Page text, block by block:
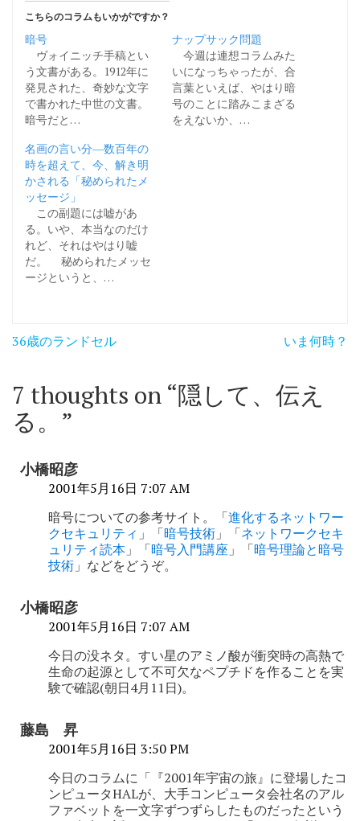
こちらのコラムもいかがですか？
暗号
ヴォイニッチ手稿とい
う文書がある。1912年に
発見された、奇妙な文字
で書かれた中世の文書。
暗号だと…
ナップサック問題
今週は連想コラムみた
いになっちゃったが、合
言葉といえば、やはり暗
号のことに踏みこまざる
をえないか、…
名画の言い分―数百年の
時を超えて、今、解き明
かされる「秘められたメ
ッセージ」
この副題には嘘があ
る。いや、本当なのだけ
れど、それはやはり嘘
だ。 秘められたメッセ
ージというと、…
投
ナ
ビ
ゲ
ー
36歳のランドセル いま何時？
7 thoughts on “隠して、伝え
る。 ”
小橋昭彦
2001年5月16日 7:07 AM
暗号についての参考サイト。「進化するネットワー
クセキュリティ 」「暗号技術 」「ネットワークセキ
ュリティ読本 」「暗号入門講座 」「暗号理論と暗号
技術 」などをどうぞ。
小橋昭彦
2001年5月16日 7:07 AM
今日の没ネタ。すい星のアミノ酸が衝突時の高熱で
生命の起源として不可欠なペプチドを作ることを実
験で確認(朝日4月11日)。
藤島 昇
2001年5月16日 3:50 PM
今日のコラムに「『2001年宇宙の旅』に登場したコ
ンピュータHALが、大手コンピュータ会社名のアル
ファベットを一文字ずつずらしたものだったという